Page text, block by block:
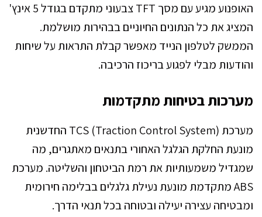
האופנוע מגיע עם מסך TFT צבעוני מתקדם בגודל 5 אינץ'
המציג את כל הנתונים החיוניים בבהירות מושלמת.
הממשק לטלפון הנייד מאפשר קבלת התראות על שיחות
והודעות מבלי לפגוע בריכוז הרכיבה.
מערכות בטיחות מתקדמות
מערכת TCS (Traction Control System) החדשנית
מונעת החלקת הגלגל האחורי בתנאים מאתגרים, מה
שמגדיל משמעותיות את רמת הביטחון והשליטה. מערכת
ABS מתקדמת מונעת נעילת גלגלים בבלימה חירומית
ומבטיחה עצירה יעילה ובטוחה בכל תנאי הדרך.